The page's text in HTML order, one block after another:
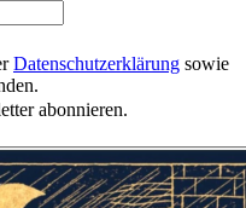
Datenschutzerklärung sowie
abonnieren.